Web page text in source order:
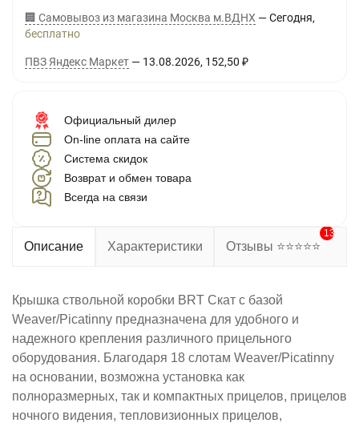
🏢 Самовывоз из магазина Москва м.ВДНХ
Сегодня
Бесплатно
ПВЗ Яндекс Маркет 13.08.2026 152,50 ₽
Официальный дилер
On-line оплата на сайте
Система скидок
Возврат и обмен товара
Всегда на связи
Описание Характеристики Отзывы ⭐⭐⭐⭐⭐
13
Крышка ствольной коробки BRT Скат с базой
Weaver/Picatinny предназначена для удобного и
надежного крепления различного прицельного
оборудования. Благодаря 18 слотам Weaver/Picatinny
на основании, возможна установка как
полноразмерных, так и компактных прицелов, прицелов
ночного видения, тепловизионных прицелов,